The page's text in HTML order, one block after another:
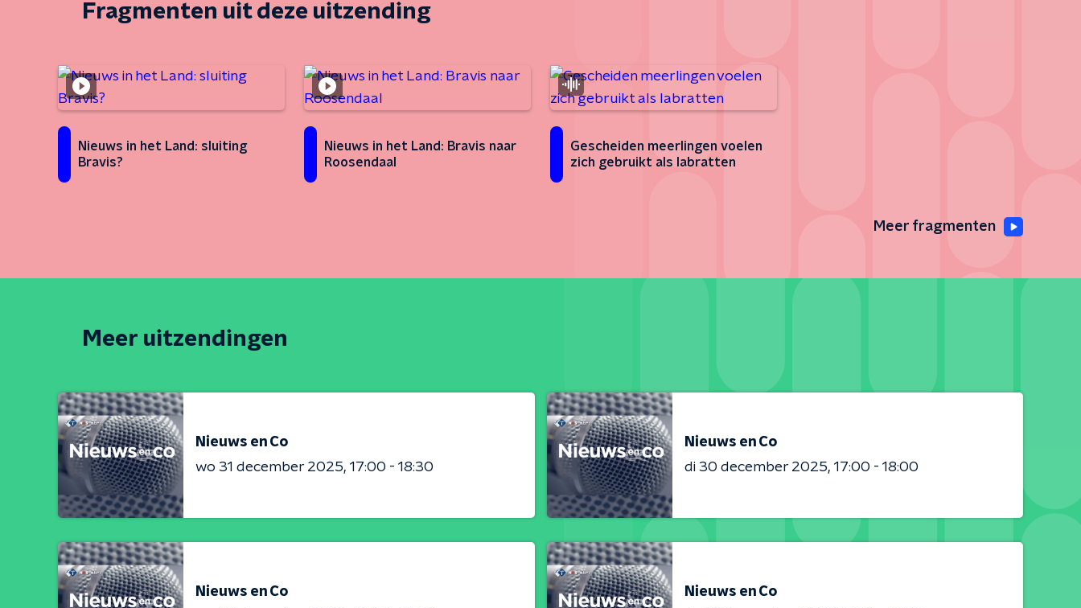
Fragmenten uit deze uitzending
Nieuws in het Land: sluiting
Bravis?
Nieuws in het Land: Bravis naar
Roosendaal
Gescheiden meerlingen voelen
zich gebruikt als labratten
Meer fragmenten
Meer uitzendingen
Nieuws en Co
wo 31 december 2025 17:00 - 18:30
Nieuws en Co
di 30 december 2025 17:00 - 18:00
Nieuws en Co
Nieuws en Co